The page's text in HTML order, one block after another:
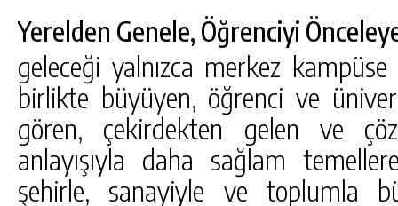
Yerelden Genele, Öğrenciyi
geleceği yalnızca merkez
birlikte büyüyen, öğrenci ve
gören, çekirdekten gelen ve
anlayışıyla daha sağlam
şehirle, sanayiyle ve toplumla